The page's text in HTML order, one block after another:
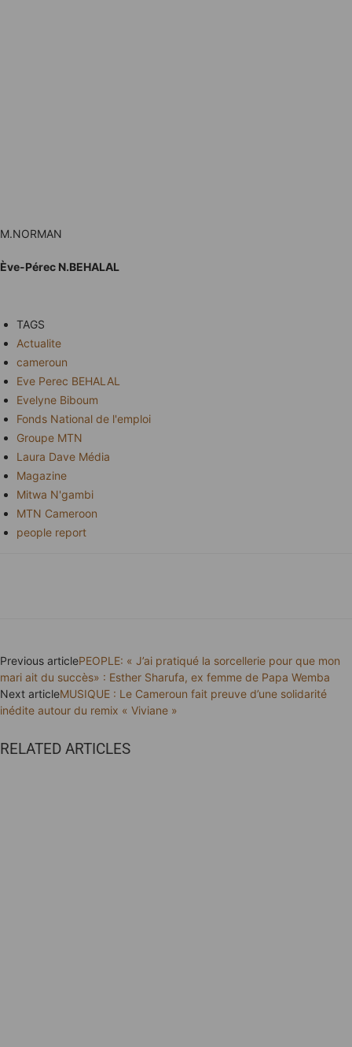
M.NORMAN
Ève-Pérec N.BEHALAL
TAGS
Actualite
cameroun
Eve Perec BEHALAL
Evelyne Biboum
Fonds National de l'emploi
Groupe MTN
Laura Dave Média
Magazine
Mitwa N'gambi
MTN Cameroon
people report
Previous articlePEOPLE: « J’ai pratiqué la sorcellerie pour que mon
mari ait du succès» : Esther Sharufa, ex femme de Papa Wemba
Next articleMUSIQUE : Le Cameroun fait preuve d’une solidarité
inédite autour du remix « Viviane »
RELATED ARTICLES